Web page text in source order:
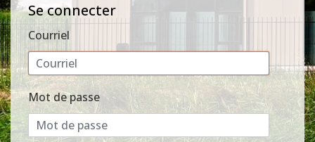
Se connecter
Courriel
Mot de passe